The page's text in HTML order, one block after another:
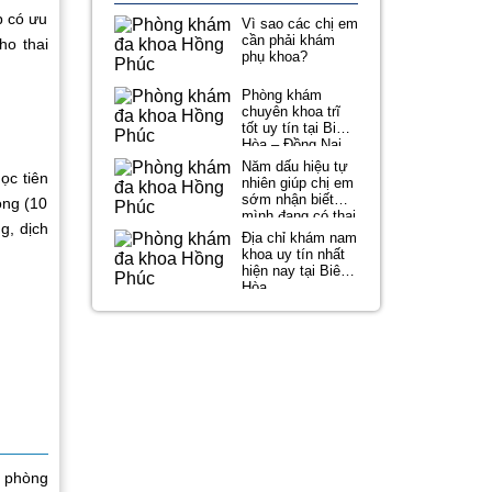
có ưu
thai
tiên
(10
dịch
Vì sao các chị em
cần phải khám
phụ khoa?
Phòng khám
chuyên khoa trĩ
tốt uy tín tại Biên
Hòa – Đồng Nai
Năm dấu hiệu tự
nhiên giúp chị em
sớm nhận biết
mình đang có thai
Địa chỉ khám nam
khoa uy tín nhất
hiện nay tại Biên
Hòa